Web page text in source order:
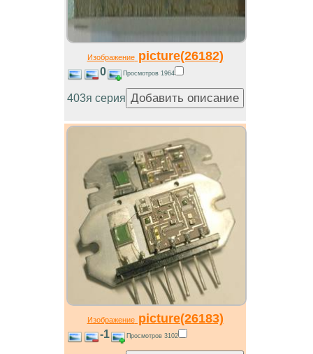
Изображениеpicture(26182)
0 Просмотров 1964
403я серия
Изображениеpicture(26183)
-1 Просмотров 3102